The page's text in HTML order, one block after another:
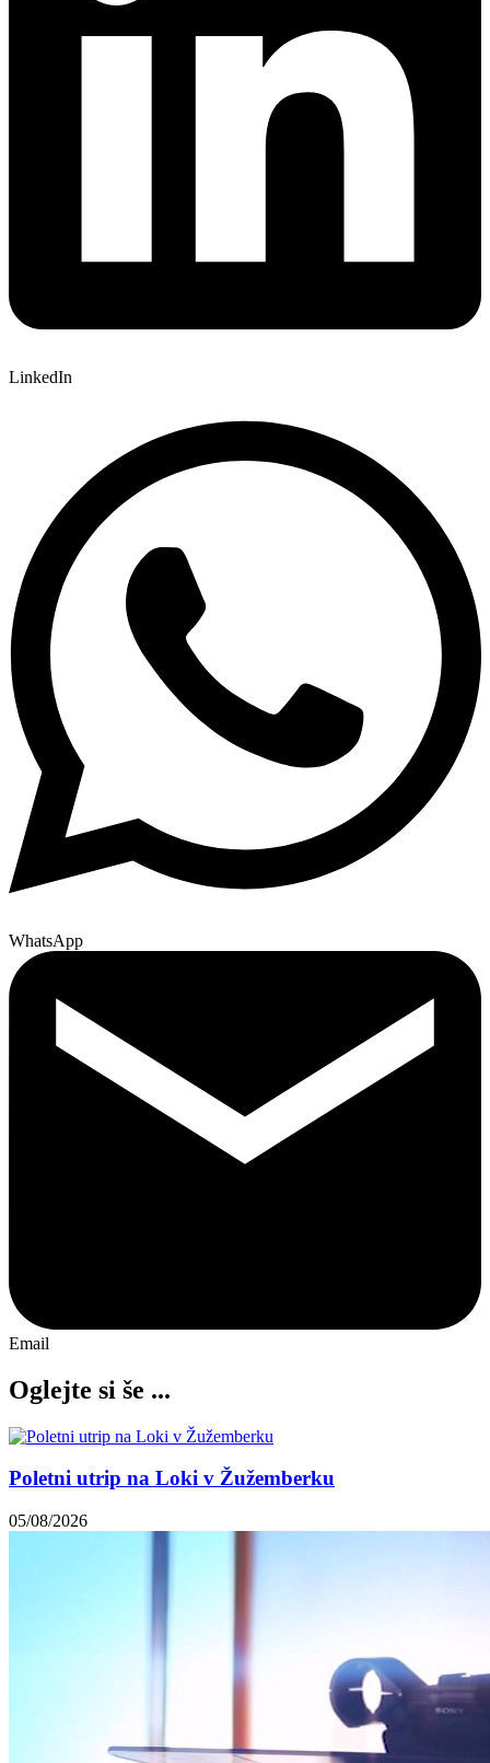
LinkedIn
WhatsApp
Email
Oglejte si še ...
Poletni utrip na Loki v Žužemberku
05/08/2026